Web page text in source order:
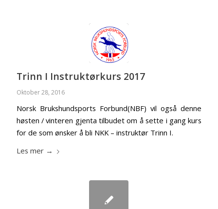
Trinn I Instruktørkurs 2017
Oktober 28, 2016
Norsk Brukshundsports Forbund(NBF) vil også denne
høsten / vinteren gjenta tilbudet om å sette i gang kurs
for de som ønsker å bli NKK – instruktør Trinn I.
Les mer→